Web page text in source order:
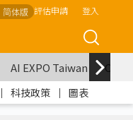
简体版 評估申請 登入
AI EXPO Taiwan
｜ 科技政策 ｜ 圖表